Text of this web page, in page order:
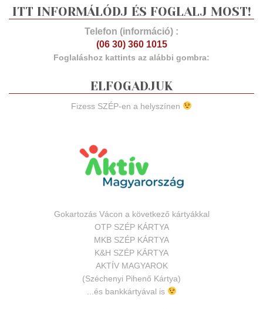
ITT INFORMÁLÓDJ ÉS FOGLALJ MOST!
Telefon (információ) :
(06 30) 360 1015
Foglaláshoz kattints az alábbi gombra:
ELFOGADJUK
Fizess SZÉP-en a helyszínen
Gokartozás Vácon a következő kártyákkal
OTP SZÉP KÁRTYA
MKB SZÉP KÁRTYA
K&H SZÉP KÁRTYA
AKTÍV MAGYAROK
(Széchenyi Pihenő Kártya)
...és bankkártyával is